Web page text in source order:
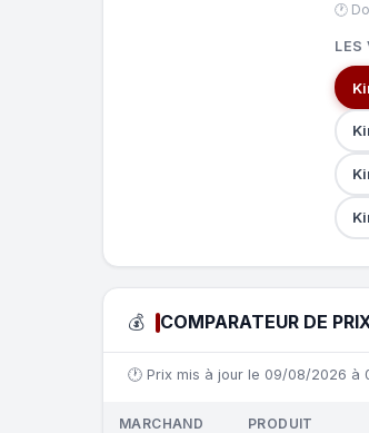
🕐
LES
💰 COMPARATEUR DE
🕐 Prix mis à jour le 09/08/2026 à
MARCHAND PRODUIT